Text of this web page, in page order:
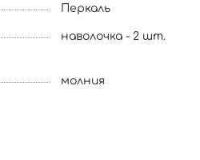
Перкаль
наволочка - 2 шт.
молния